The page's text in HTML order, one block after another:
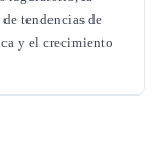
tendencias de
y el crecimiento